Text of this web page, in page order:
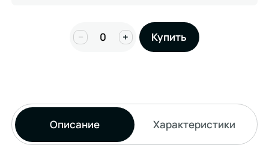
− + Купить
Описание Характеристики